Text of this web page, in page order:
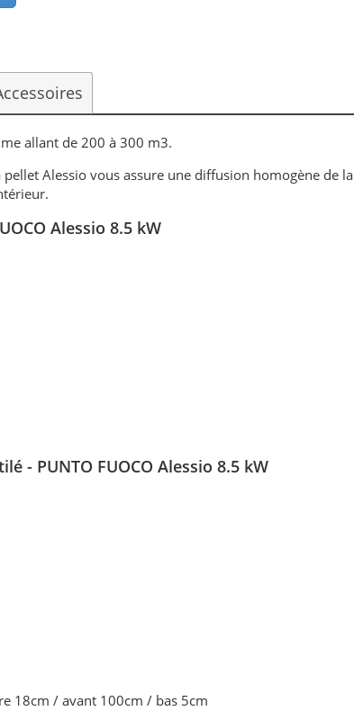
allant de 200 à 300 m3.
Alessio vous assure une diffusion homogène de la
Alessio 8.5 kW
- PUNTO FUOCO Alessio 8.5 kW
18cm / avant 100cm / bas 5cm